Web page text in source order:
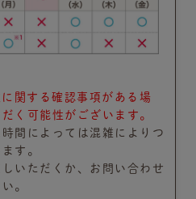
関する確認事項がある場
く可能性がございます。
間によっては混雑によりつ
す。
いただくか、お問い合わせ
。